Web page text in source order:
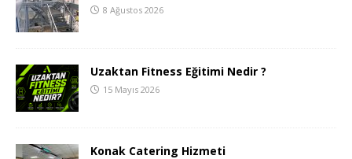
8 Ağustos 2026
Uzaktan Fitness Eğitimi Nedir ?
15 Mayıs 2026
Konak Catering Hizmeti